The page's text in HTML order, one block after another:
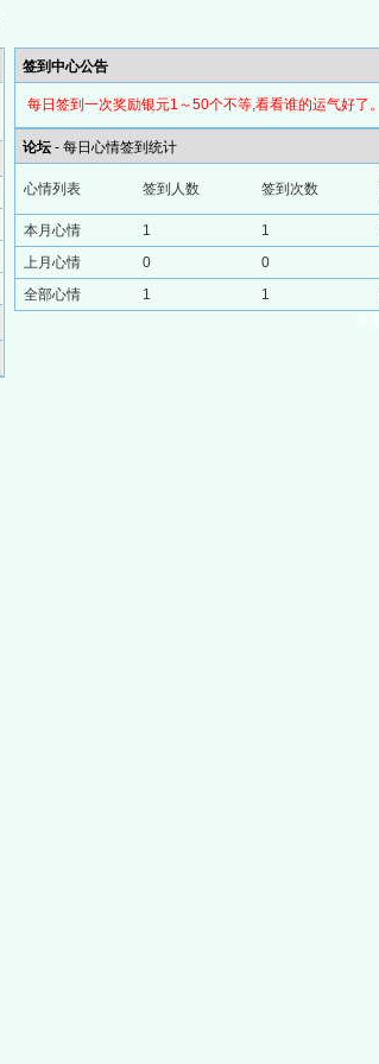
签到中心公告
每日签到一次奖励银元1～50个不等,看看谁的运气好了。
论坛 - 每日心情签到统计
心情列表 签到人数 签到次数
本月心情
1 1
上月心情
0 0
全部心情
1 1